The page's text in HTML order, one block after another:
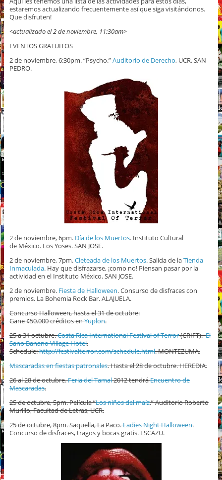
estaremos actualizando frecuentemente así que siga visitándonos.
Que disfruten!
<actualizado el 2 de noviembre, 11:30am>
EVENTOS GRATUITOS
2 de noviembre, 6:30pm. “Psycho.”Auditorio de Derecho, UCR. SAN
PEDRO.
2 de noviembre, 6pm. Día de los Muertos. Instituto Cultural
de México. Los Yoses. SAN JOSE.
2 de noviembre, 7pm.Cleteada de los Muertos. Salida de laTienda
Inmaculada. Hay que disfrazarse, ¡como no! Piensan pasar por la
actividad en el Instituto México. SAN JOSE.
2 de noviembre. Fiesta de Halloween. Consurso de disfraces con
premios. La Bohemia Rock Bar. ALAJUELA.
Concurso Halloween, hasta el 31 de octubre:
Gane ¢50.000 créditos enYuplon.
25 a 31 octubre.Costa Rica International Festival of Terror(CRIFT).El
Sano Banano Village Hotel.
Schedule:http://festivalterror.com/schedule.html. MONTEZUMA.
Mascaradas en fiestas patronales. Hasta el 28 de octubre. HEREDIA.
26 al 28 de octubre.Feria del Tamal2012 tendráEncuentro de
Mascaradas.
25 de octubre, 5pm. Película ”Los niños del maíz.” Auditorio Roberto
Murillo, Facultad de Letras, UCR.
25 de octubre, 8pm. Saquella, La Paco.Ladies Night Halloween.
Concurso de disfraces, tragos y bocas gratis. ESCAZU.